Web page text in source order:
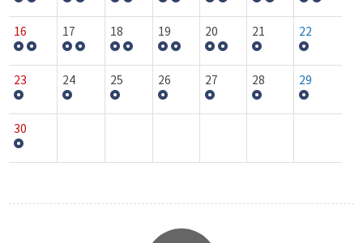
16 17 18 19 20 21 22
23 24 25 26 27 28 29
30